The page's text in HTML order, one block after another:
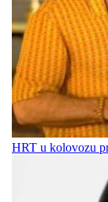
HRT u kolovozu